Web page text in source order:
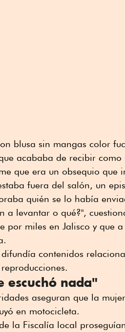
blusa sin mangas color
acababa de recibir
que era un obsequio
fuera del salón, un
quién se lo había
a levantar o qué?",
por miles en Jalisco y que
contenidos
escuchó nada"
aseguran que la
en motocicleta.
la Fiscalía local